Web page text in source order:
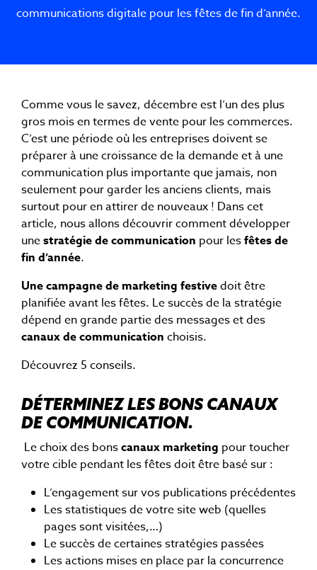
communications digitale pour les fêtes de fin d’année.
Comme vous le savez, décembre est l’un des plus
gros mois en termes de vente pour les commerces.
C’est une période où les entreprises doivent se
préparer à une croissance de la demande et à une
communication plus importante que jamais, non
seulement pour garder les anciens clients, mais
surtout pour en attirer de nouveaux ! Dans cet
article, nous allons découvrir comment développer
unestratégie de communication pour lesfêtes de
fin d’année.
Une campagne de marketing festivedoit être
planifiée avant les fêtes. Le succès de la stratégie
dépend en grande partie des messages et des
canaux de communication choisis.
Découvrez 5 conseils.
DÉTERMINEZ LES BONS CANAUX
DE COMMUNICATION.
Le choix des bonscanaux marketing pour toucher
votre cible pendant les fêtes doit être basé sur :
L’engagement sur vos publications précédentes
Les statistiques de votre site web (quelles
pages sont visitées,…)
Le succès de certaines stratégies passées
Les actions mises en place par la concurrence